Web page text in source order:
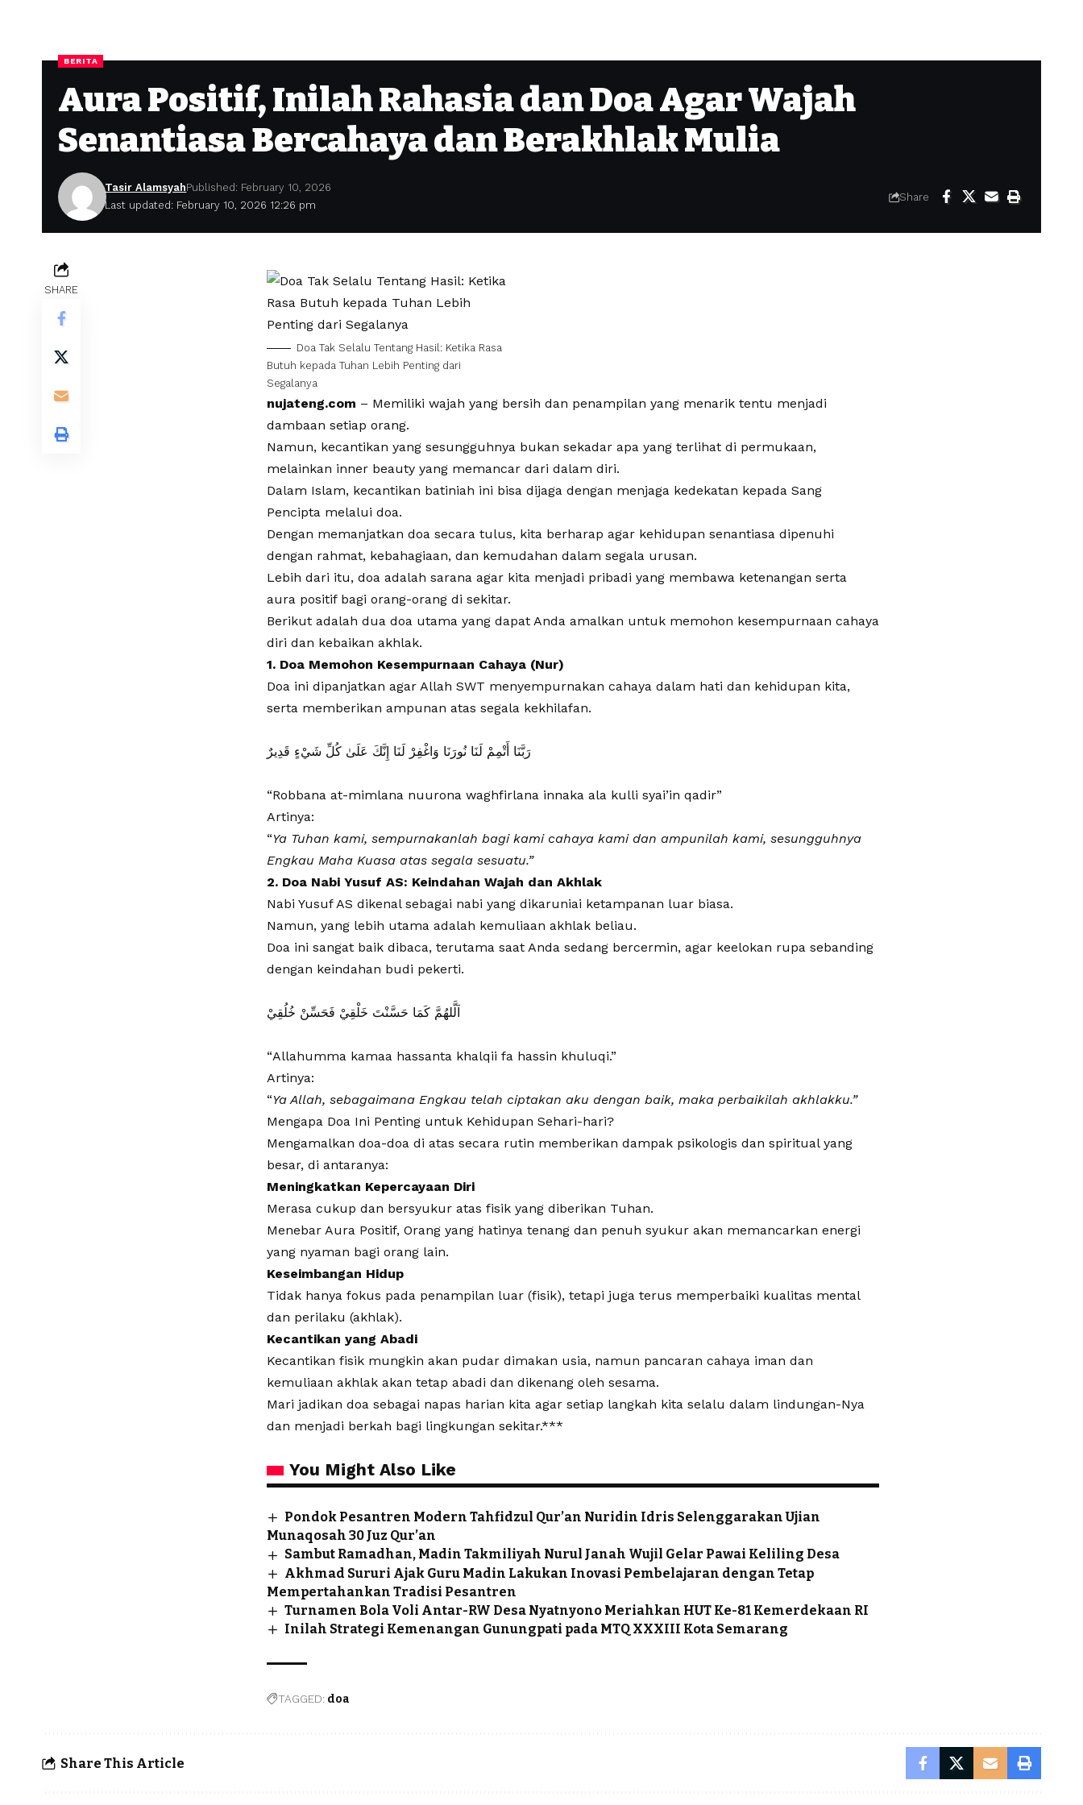
BERITA
Aura Positif, Inilah Rahasia dan Doa Agar Wajah
Senantiasa Bercahaya dan Berakhlak Mulia
Last updated: February 10, 2026 12:26 pm
Tasir AlamsyahPublished: February 10, 2026
Share
SHARE
Doa Tak Selalu Tentang Hasil: Ketika Rasa
Butuh kepada Tuhan Lebih Penting dari
Segalanya
nujateng.com – Memiliki wajah yang bersih dan penampilan yang menarik tentu menjadi
dambaan setiap orang.
Namun, kecantikan yang sesungguhnya bukan sekadar apa yang terlihat di permukaan,
melainkan inner beauty yang memancar dari dalam diri.
Dalam Islam, kecantikan batiniah ini bisa dijaga dengan menjaga kedekatan kepada Sang
Pencipta melalui doa.
Dengan memanjatkan doa secara tulus, kita berharap agar kehidupan senantiasa dipenuhi
dengan rahmat, kebahagiaan, dan kemudahan dalam segala urusan.
Lebih dari itu, doa adalah sarana agar kita menjadi pribadi yang membawa ketenangan serta
aura positif bagi orang-orang di sekitar.
​Berikut adalah dua doa utama yang dapat Anda amalkan untuk memohon kesempurnaan cahaya
diri dan kebaikan akhlak.
1. Doa Memohon Kesempurnaan Cahaya (Nur)
Doa ini dipanjatkan agar Allah SWT menyempurnakan cahaya dalam hati dan kehidupan kita,
serta memberikan ampunan atas segala kekhilafan.
رَبَّنَا أَتْمِمْ لَنَا نُورَنَا وَاغْفِرْ لَنَا إِنَّكَ عَلَىٰ كُلِّ شَيْءٍ قَدِيرٌ
“Robbana at-mimlana nuurona waghfirlana innaka ala kulli syai’in qadir”
​Artinya:
​“Ya Tuhan kami, sempurnakanlah bagi kami cahaya kami dan ampunilah kami, sesungguhnya
Engkau Maha Kuasa atas segala sesuatu.”
2. Doa Nabi Yusuf AS: Keindahan Wajah dan Akhlak
Nabi Yusuf AS dikenal sebagai nabi yang dikaruniai ketampanan luar biasa.
Namun, yang lebih utama adalah kemuliaan akhlak beliau.
Doa ini sangat baik dibaca, terutama saat Anda sedang bercermin, agar keelokan rupa sebanding
dengan keindahan budi pekerti.
اَلَّلهُمَّ كَمَا حَسَّنْتَ خَلْقِيْ فَحَسِّنْ خُلُقِيْ
“Allahumma kamaa hassanta khalqii fa hassin khuluqi.”
​Artinya:
​“Ya Allah, sebagaimana Engkau telah ciptakan aku dengan baik, maka perbaikilah akhlakku.”
Mengapa Doa Ini Penting untuk Kehidupan Sehari-hari?
Mengamalkan doa-doa di atas secara rutin memberikan dampak psikologis dan spiritual yang
besar, di antaranya:
Meningkatkan Kepercayaan Diri
Merasa cukup dan bersyukur atas fisik yang diberikan Tuhan.
Menebar Aura Positif, Orang yang hatinya tenang dan penuh syukur akan memancarkan energi
yang nyaman bagi orang lain.
Keseimbangan Hidup
Tidak hanya fokus pada penampilan luar (fisik), tetapi juga terus memperbaiki kualitas mental
dan perilaku (akhlak).
Kecantikan yang Abadi
Kecantikan fisik mungkin akan pudar dimakan usia, namun pancaran cahaya iman dan
kemuliaan akhlak akan tetap abadi dan dikenang oleh sesama.
Mari jadikan doa sebagai napas harian kita agar setiap langkah kita selalu dalam lindungan-Nya
dan menjadi berkah bagi lingkungan sekitar.***
You Might Also Like
Pondok Pesantren Modern Tahfidzul Qur’an Nuridin Idris Selenggarakan Ujian
Munaqosah 30 Juz Qur’an
Sambut Ramadhan, Madin Takmiliyah Nurul Janah Wujil Gelar Pawai Keliling Desa
Akhmad Sururi Ajak Guru Madin Lakukan Inovasi Pembelajaran dengan Tetap
Mempertahankan Tradisi Pesantren
Turnamen Bola Voli Antar-RW Desa Nyatnyono Meriahkan HUT Ke-81 Kemerdekaan RI
Inilah Strategi Kemenangan Gunungpati pada MTQ XXXIII Kota Semarang
TAGGED: doa
Share This Article